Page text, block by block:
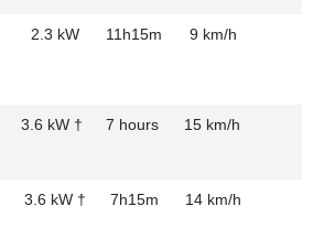
2.3 kW 11h15m 9 km/h
3.6 kW † 7 hours 15 km/h
3.6 kW † 7h15m 14 km/h